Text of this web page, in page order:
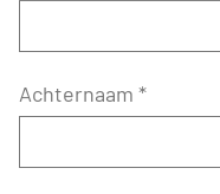
Achternaam *